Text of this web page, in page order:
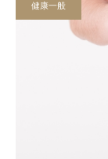
健康一般